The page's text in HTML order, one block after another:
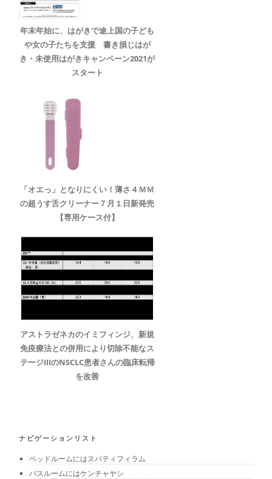
年末年始に、はがきで途上国の子ども
や女の子たちを支援 書き損じはが
き・未使用はがきキャンペーン2021が
スタート
「オエっ」となりにくい！薄さ４ＭＭ
の超うす舌クリーナー７月１日新発売
【専用ケース付】
アストラゼネカのイミフィンジ、新規
免疫療法との併用により切除不能なス
テージIIIのNSCLC患者さんの臨床転帰
を改善
ナビゲーションリスト
ベッドルームにはスパティフィラム
バスルームにはケンチャヤシ